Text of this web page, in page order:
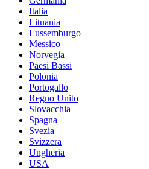
Italia
Lituania
Lussemburgo
Messico
Norvegia
Paesi Bassi
Polonia
Portogallo
Regno Unito
Slovacchia
Spagna
Svezia
Svizzera
Ungheria
USA